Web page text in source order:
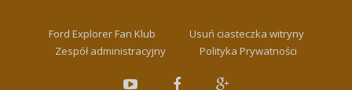
Ford Explorer Fan Klub
Usuń ciasteczka witryny
Zespół administracyjny
Polityka Prywatności